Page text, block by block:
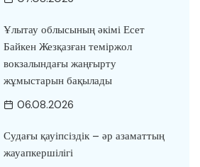
Ұлытау облысының әкімі Есет
Байкен Жезқазған теміржол
вокзалындағы жаңғырту
жұмыстарын бақылады
06.08.2026
Судағы қауіпсіздік – әр азаматтың
жауапкершілігі